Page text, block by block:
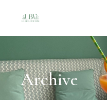
Archive